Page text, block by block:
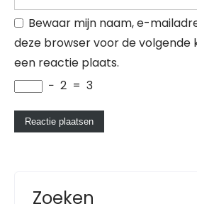
Bewaar mijn naam, e-
deze browser voor de volgende
een reactie plaats.
− 2 = 3
Zoeken